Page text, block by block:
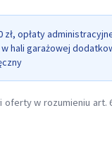
zł, opłaty
hali garażowej
w rozumieniu art.